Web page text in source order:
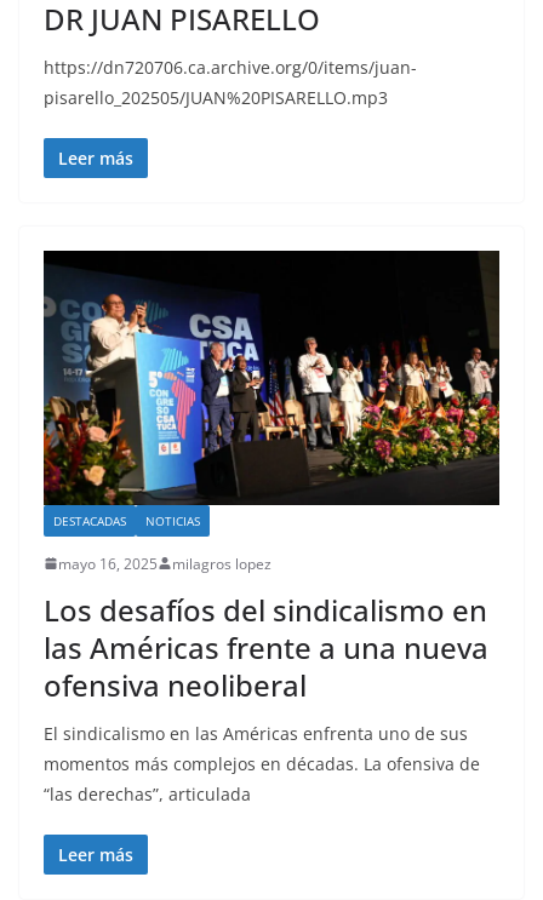
DR JUAN PISARELLO
https://dn720706.ca.archive.org/0/items/juan-
pisarello_202505/JUAN%20PISARELLO.mp3
Leer más
DESTACADAS NOTICIAS
mayo 16, 2025 milagros lopez
Los desafíos del sindicalismo en
las Américas frente a una nueva
ofensiva neoliberal
El sindicalismo en las Américas enfrenta uno de sus
momentos más complejos en décadas. La ofensiva de
“las derechas”, articulada
Leer más